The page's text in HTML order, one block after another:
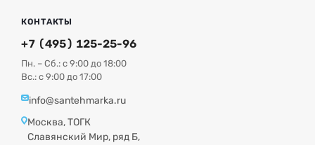
КОНТАКТЫ
+7 (495) 125-25-96
Пн. – Сб.: с 9:00 до 18:00
Вс.: с 9:00 до 17:00
info@santehmarka.ru
Москва, ТОГК
Славянский Мир, ряд Б,